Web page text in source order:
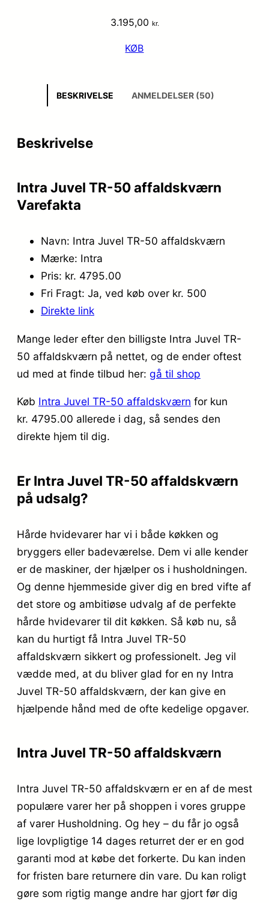
3.195,00 kr.
KØB
BESKRIVELSE ANMELDELSER (50)
Beskrivelse
Intra Juvel TR-50 affaldskværn
Varefakta
Navn: Intra Juvel TR-50 affaldskværn
Mærke: Intra
Pris: kr. 4795.00
Fri Fragt: Ja, ved køb over kr. 500
Direkte link
Mange leder efter den billigste Intra Juvel TR-
50 affaldskværn på nettet, og de ender oftest
ud med at finde tilbud her: gå til shop
Køb Intra Juvel TR-50 affaldskværn for kun
kr. 4795.00 allerede i dag, så sendes den
direkte hjem til dig.
Er Intra Juvel TR-50 affaldskværn
på udsalg?
Hårde hvidevarer har vi i både køkken og
bryggers eller badeværelse. Dem vi alle kender
er de maskiner, der hjælper os i husholdningen.
Og denne hjemmeside giver dig en bred vifte af
det store og ambitiøse udvalg af de perfekte
hårde hvidevarer til dit køkken. Så køb nu, så
kan du hurtigt få Intra Juvel TR-50
affaldskværn sikkert og professionelt. Jeg vil
vædde med, at du bliver glad for en ny Intra
Juvel TR-50 affaldskværn, der kan give en
hjælpende hånd med de ofte kedelige opgaver.
Intra Juvel TR-50 affaldskværn
Intra Juvel TR-50 affaldskværn er en af de mest
populære varer her på shoppen i vores gruppe
af varer Husholdning. Og hey – du får jo også
lige lovpligtige 14 dages returret der er en god
garanti mod at købe det forkerte. Du kan inden
for fristen bare returnere din vare. Du kan roligt
gøre som rigtig mange andre har gjort før dig